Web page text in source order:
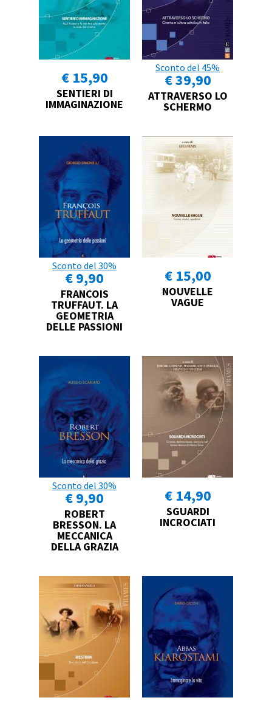
€ 15,90
SENTIERI DI
IMMAGINAZIONE
Sconto del 45%
€ 39,90
ATTRAVERSO LO
SCHERMO
Sconto del 30%
€ 9,90
FRANCOIS
TRUFFAUT. LA
GEOMETRIA
DELLE PASSIONI
€ 15,00
NOUVELLE
VAGUE
Sconto del 30%
€ 9,90
ROBERT
BRESSON. LA
MECCANICA
DELLA GRAZIA
€ 14,90
SGUARDI
INCROCIATI